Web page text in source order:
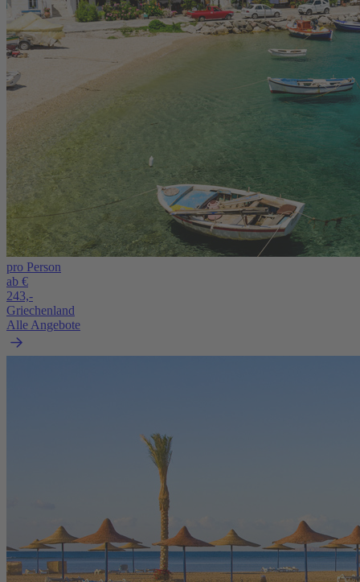
pro Person
ab €
243,-
Griechenland
Alle Angebote